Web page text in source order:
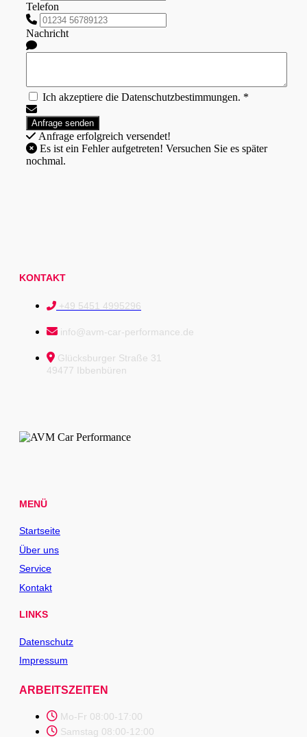
Telefon
Nachricht
Ich akzeptiere die Datenschutzbestimmungen. *
Anfrage erfolgreich versendet!
nochmal.
KONTAKT
+49 5451 4995296
info@avm-car-performance.de
Glücksburger Straße 31
49477 Ibbenbüren
MENÜ
Startseite
Über uns
Service
Kontakt
LINKS
Datenschutz
Impressum
ARBEITSZEITEN
Mo-Fr 08:00-17:00
Samstag 08:00-12:00